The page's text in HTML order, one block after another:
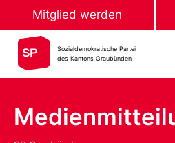
Mitglied werden
Sozialdemokratische Partei
des Kantons Graubünden